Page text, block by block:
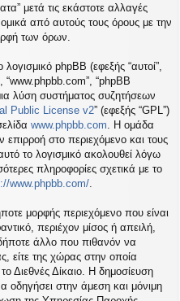
μετά τις εκάστοτε αλλαγές
από αυτούς τους όρους με την
των όρων.
phpBB (εφεξής “αυτοί”,
“www.phpbb.com”, “phpBB
λύση συστήματος συζητήσεων
Public License v2” (εφεξής “GPL”)
www.phpbb.com . Η ομάδα
στο περιεχόμενο και τους
το λογισμικό ακολουθεί λόγω
πληροφορίες σχετικά με το
www.phpbb.com/
μορφής περιεχόμενο που είναι
περιέχον μίσος ή απειλή,
άλλο που πιθανόν να
είτε της χώρας στην οποία
το Διεθνές Δίκαιο. Η δημοσίευση
οδηγήσει στην άμεση και μόνιμη